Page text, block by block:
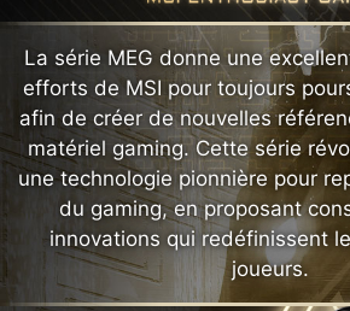
La série MEG donne une
efforts de MSI pour toujours
afin de créer de nouvelles
matériel gaming. Cette série
une technologie pionnière pour
du gaming, en proposant
innovations qui redéfinissent
joueurs.